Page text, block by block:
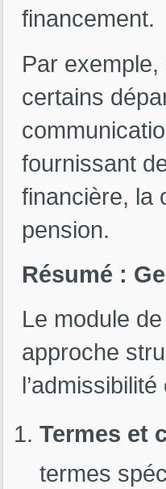
financement.
Par
certains
fournissant
financière, la
pension.
Résumé :
Le module
approche
Termes et
termes